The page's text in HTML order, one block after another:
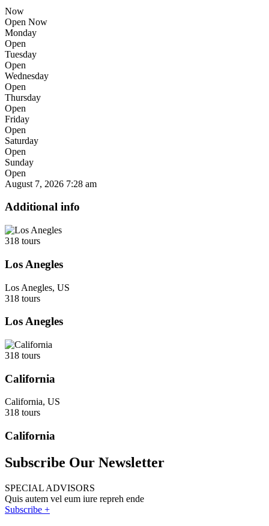
Now
Open Now
Monday
Open
Tuesday
Open
Wednesday
Open
Thursday
Open
Friday
Open
Saturday
Open
Sunday
Open
August 7, 2026 7:28 am
Additional info
318 tours
Los Anegles
Los Anegles, US
318 tours
Los Anegles
318 tours
California
California, US
318 tours
California
Subscribe Our Newsletter
SPECIAL ADVISORS
Quis autem vel eum iure repreh ende
Subscribe +